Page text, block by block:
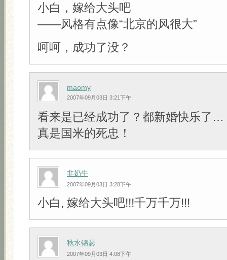
小白，嫁给大头吧
——风格有点像“北京的风很大”
呵呵，成功了没？
maomy
2007年09月03日 3:21下午
看来是已经成功了？都新婚快乐了…
真是国米的死忠！
非奶牛
2007年09月03日 3:28下午
小白, 嫁给大头吧!!!千万千万!!!
秋水锦瑟
2007年09月03日 4:08下午